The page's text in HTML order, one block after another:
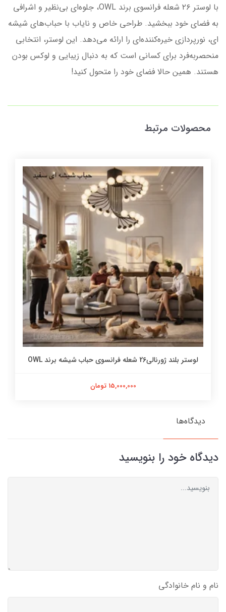
با لوستر ۲۶ شعله فرانسوی برند OWL، جلوه‌ای بی‌نظیر و اشرافی
به فضای خود ببخشید. طراحی خاص و نایاب با حباب‌های شیشه
ای، نورپردازی خیره‌کننده‌ای را ارائه می‌دهد. این لوستر، انتخابی
منحصر‌به‌فرد برای کسانی است که به دنبال زیبایی و لوکس بودن
هستند. همین حالا فضای خود را متحول کنید!
محصولات مرتبط
لوستر بلند ژورنالی26 شعله فرانسوی حباب شیشه برند OWL
15,000,000 تومان
دیدگاه‌ها
دیدگاه خود را بنویسید
نام و نام خانوادگی